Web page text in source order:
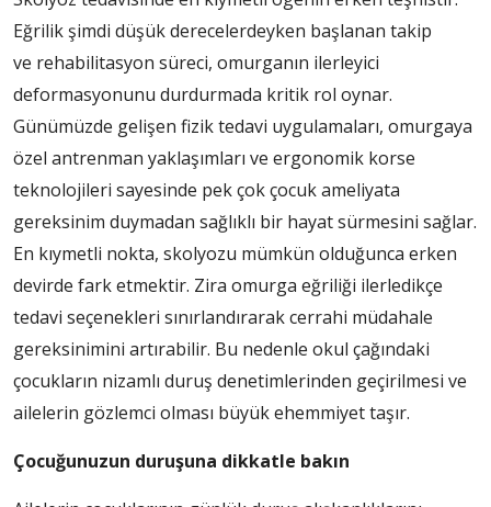
Eğrilik şimdi düşük derecelerdeyken başlanan takip
ve rehabilitasyon süreci, omurganın ilerleyici
deformasyonunu durdurmada kritik rol oynar.
Günümüzde gelişen fizik tedavi uygulamaları, omurgaya
özel antrenman yaklaşımları ve ergonomik korse
teknolojileri sayesinde pek çok çocuk ameliyata
gereksinim duymadan sağlıklı bir hayat sürmesini sağlar.
En kıymetli nokta, skolyozu mümkün olduğunca erken
devirde fark etmektir. Zira omurga eğriliği ilerledikçe
tedavi seçenekleri sınırlandırarak cerrahi müdahale
gereksinimini artırabilir. Bu nedenle okul çağındaki
çocukların nizamlı duruş denetimlerinden geçirilmesi ve
ailelerin gözlemci olması büyük ehemmiyet taşır.
Çocuğunuzun duruşuna dikkatle bakın